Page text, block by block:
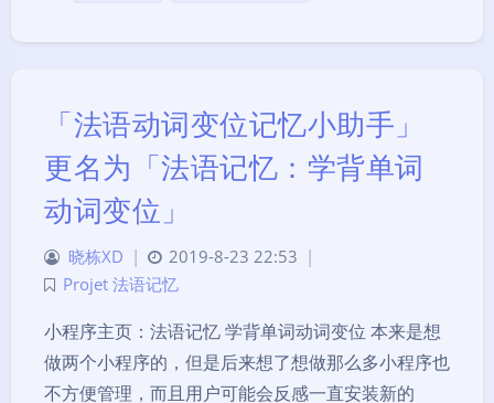
「法语动词变位记忆小助手」
更名为「法语记忆：学背单词
动词变位」
晓栋XD | 2019-8-23 22:53 |
Projet 法语记忆
小程序主页：法语记忆 学背单词动词变位 本来是想
做两个小程序的，但是后来想了想做那么多小程序也
不方便管理，而且用户可能会反感一直安装新的